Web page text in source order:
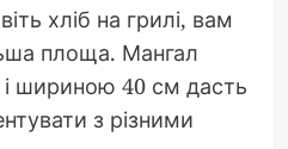
хліб на грилі, вам
площа. Мангал
шириною 40 см дасть
з різними